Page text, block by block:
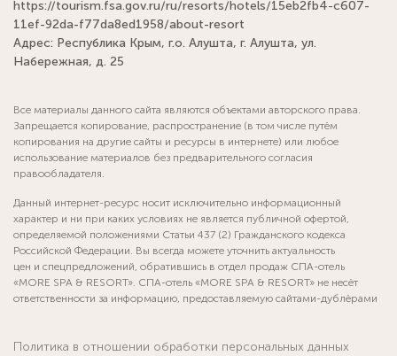
https://tourism.fsa.gov.ru/ru/resorts/hotels/15eb2fb4-c607-
11ef-92da-f77da8ed1958/about-resort
Адрес: Республика Крым, г.о. Алушта, г. Алушта, ул.
Набережная, д. 25
Все материалы данного сайта являются объектами авторского права.
Запрещается копирование, распространение (в том числе путём
копирования на другие сайты и ресурсы в интернете) или любое
использование материалов без предварительного согласия
правообладателя.
Данный интернет-ресурс носит исключительно информационный
характер и ни при каких условиях не является публичной офертой,
определяемой положениями Статьи 437 (2) Гражданского кодекса
Российской Федерации. Вы всегда можете уточнить актуальность
цен и спецпредложений, обратившись в отдел продаж СПА-отель
«MORE SPA & RESORT». СПА-отель «MORE SPA & RESORT» не несёт
ответственности за информацию, предоставляемую сайтами-дублёрами
Политика в отношении обработки персональных данных